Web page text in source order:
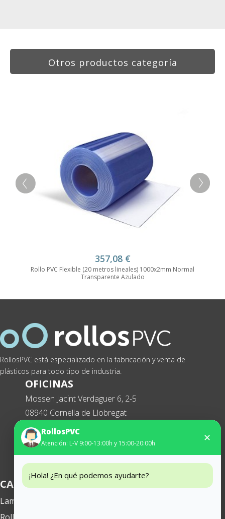
Otros productos categoría
357,08 €
Rollo PVC Flexible (20 metros lineales) 1000x2mm Normal
Transparente Azulado
RollosPVC está especializado en la fabricación y venta de
plásticos para todo tipo de industria.
OFICINAS
Mossen Jacint Verdaguer 6, 2-5
08940 Cornella de Llobregat
Tel. 93 474 65 29
WhatsApp627434369
CATEGORIAS
Lamas PVC Flexible
RollosPVC
Atención: L-V 9:00-13:00h y 15:00-20:00h ✕
¡Hola! ¿En qué podemos ayudarte?